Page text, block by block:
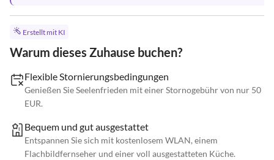
Erstellt mit KI
Warum dieses Zuhause buchen?
Flexible Stornierungsbedingungen
Genießen Sie Seelenfrieden mit einer Stornogebühr von nur 50
EUR.
Bequem und gut ausgestattet
Entspannen Sie sich mit kostenlosem WLAN, einem
Flachbildfernseher und einer voll ausgestatteten Küche.